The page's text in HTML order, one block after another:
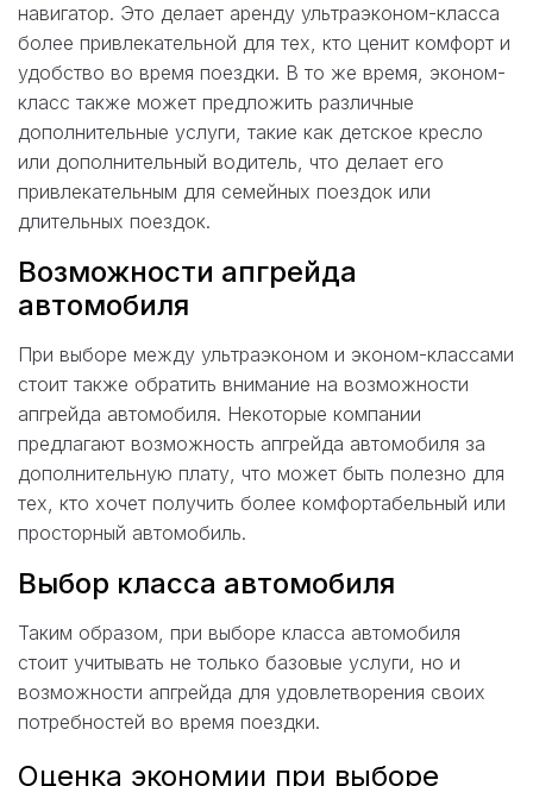
навигатор. Это делает аренду ультраэконом-класса
более привлекательной для тех, кто ценит комфорт и
удобство во время поездки. В то же время, эконом-
класс также может предложить различные
дополнительные услуги, такие как детское кресло
или дополнительный водитель, что делает его
привлекательным для семейных поездок или
длительных поездок.
Возможности апгрейда
автомобиля
При выборе между ультраэконом и эконом-классами
стоит также обратить внимание на возможности
апгрейда автомобиля. Некоторые компании
предлагают возможность апгрейда автомобиля за
дополнительную плату, что может быть полезно для
тех, кто хочет получить более комфортабельный или
просторный автомобиль.
Выбор класса автомобиля
Таким образом, при выборе класса автомобиля
стоит учитывать не только базовые услуги, но и
возможности апгрейда для удовлетворения своих
потребностей во время поездки.
Оценка экономии при выборе